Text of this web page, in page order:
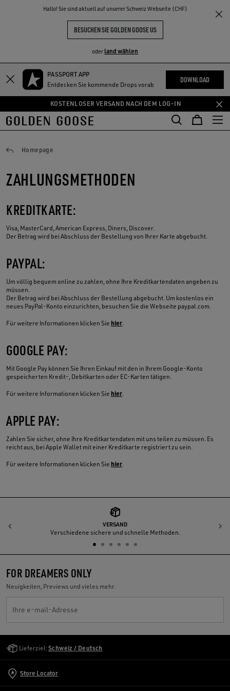
Hallo! Sie sind aktuell auf unserer Schweiz Webseite (CHF)
BESUCHEN SIE GOLDEN GOOSE US
oder land wählen
Zum
Hauptinhalt
Zum
Footer-
springen
PASSPORT APP
Entdecken Sie kommende Drops vorab
DOWNLOAD
KOSTENLOSER VERSAND NACH DEM LOG-IN
ERLEBNISSE THE
COMMUNITY
Homepage
Zahlungen
ZAHLUNGSMETHODEN
KREDITKARTE:
Visa, MasterCard, American Express, Diners, Discover.
Der Betrag wird bei Abschluss der Bestellung von Ihrer Karte abgebucht.
PAYPAL:
Um völlig bequem online zu zahlen, ohne Ihre Kreditkartendaten angeben zu
müssen.
Der Betrag wird bei Abschluss der Bestellung abgebucht. Um kostenlos ein
neues PayPal-Konto einzurichten, besuchen Sie die Webseite paypal.com.
Für weitere Informationen klicken Sie hier.
GOOGLE PAY:
Mit Google Pay können Sie Ihren Einkauf mit den in Ihrem Google-Konto
gespeicherten Kredit-, Debitkarten oder EC-Karten tätigen.
Für weitere Informationen klicken Sie hier.
APPLE PAY:
Zahlen Sie sicher, ohne Ihre Kreditkartendaten mit uns teilen zu müssen. Es
reicht aus, bei Apple Wallet mit einer Kreditkarte registriert zu sein.
Für weitere Informationen klicken Sie hier.
VERSAND
Verschiedene sichere und schnelle Methoden.
Zurück
FOR DREAMERS ONLY
Neuigkeiten, Previews und vieles mehr.
Ihre e-mail-Adresse
Lieferziel: Schweiz / Deutsch
Store Locator